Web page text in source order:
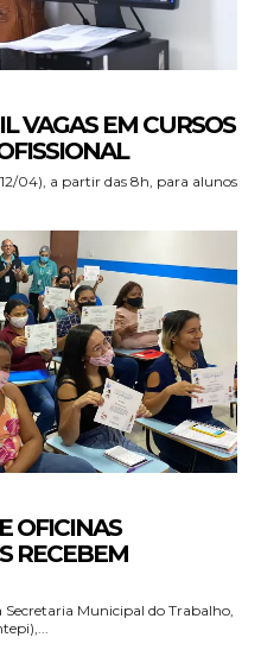
VAGAS EM CURSOS
04), a partir das 8h, para alunos
OFICINAS
RECEBEM
Municipal do Trabalho,